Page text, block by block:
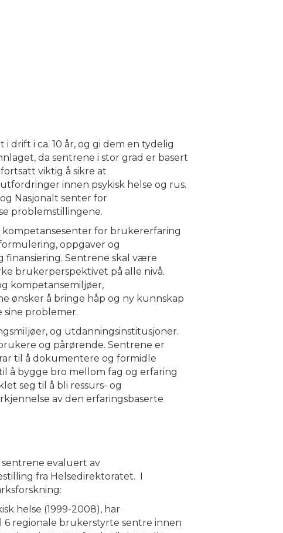
i ca. 10 år, og gi dem en tydelig
da sentrene i stor grad er basert
viktig å sikre at
innen psykisk helse og rus.
Nasjonalt senter for
problemstillingene.
for brukererfaring
oppgaver og
finansiering. Sentrene skal være
brukerperspektivet på alle nivå.
kompetansemiljøer,
ønsker å bringe håp og ny kunnskap
sine problemer.
og utdanningsinstitusjoner.
og pårørende. Sentrene er
til å dokumentere og formidle
å bygge bro mellom fag og erfaring
seg til å bli ressurs- og
av den erfaringsbaserte
sentrene evaluert av
fra Helsedirektoratet. I
helse (1999-2008), har
regionale brukerstyrte sentre innen